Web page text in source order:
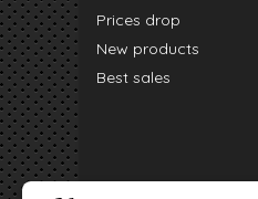
Prices drop
New products
Best sales